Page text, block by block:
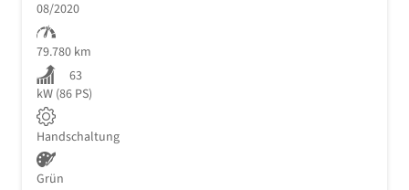
08/2020
79.780 km
63
kW (86 PS)
Handschaltung
Grün